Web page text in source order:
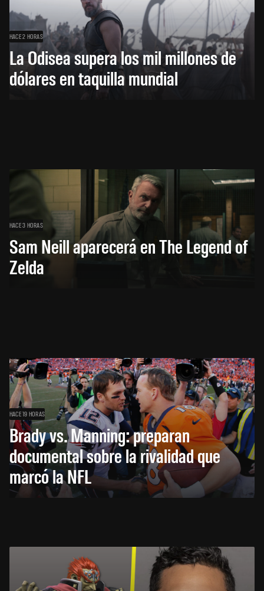
HACE 2 HORAS
La Odisea supera los mil millones de
dólares en taquilla mundial
HACE 3 HORAS
Sam Neill aparecerá en The Legend of
Zelda
HACE 19 HORAS
Brady vs. Manning: preparan
documental sobre la rivalidad que
marcó la NFL